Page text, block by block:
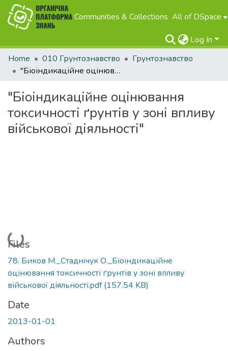
Communities & Collections All of DSpace
Log In
Home
010 Грунтознавство
Грунтознавство
"Біоіндикаційне оцінювання токсичності ґрунтів у зоні впливу військової діяльності"
"Біоіндикаційне оцінювання
токсичності ґрунтів у зоні впливу
військової діяльності"
Loading...
Files
78. Биков М._Стаднічук О._Біоіндикаційне
оцінювання токсичності ґрунтів у зоні впливу
військової діяльності.pdf(157.54 KB)
Date
2013-01-01
Authors